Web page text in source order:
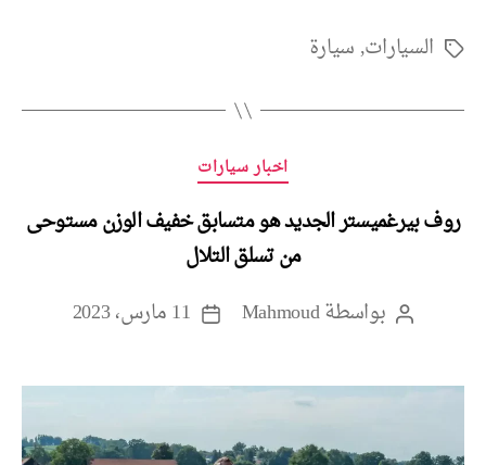
الوسومالسيارات,سيارة
التصنيفات
اخبار سيارات
روف بيرغميستر الجديد هو متسابق خفيف الوزن مستوحى
من تسلق التلال
كاتببواسطةMahmoud
تاريخ
11 مارس، 2023